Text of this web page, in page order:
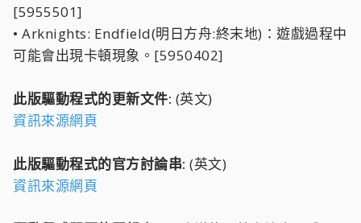
[5955501]
• Arknights: Endfield(明日方舟:終末地)：遊戲過程中
可能會出現卡頓現象。[5950402]
此版驅動程式的更新文件: (英文)
資訊來源網頁
此版驅動程式的官方討論串: (英文)
資訊來源網頁